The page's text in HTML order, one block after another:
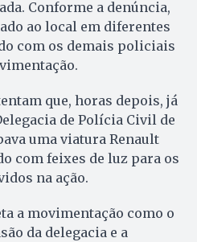
Conforme a denúncia,
ao local em diferentes
com os demais policiais
que, horas depois, já
de Polícia Civil de
uma viatura Renault
com feixes de luz para os
na ação.
a movimentação como o
da delegacia e a